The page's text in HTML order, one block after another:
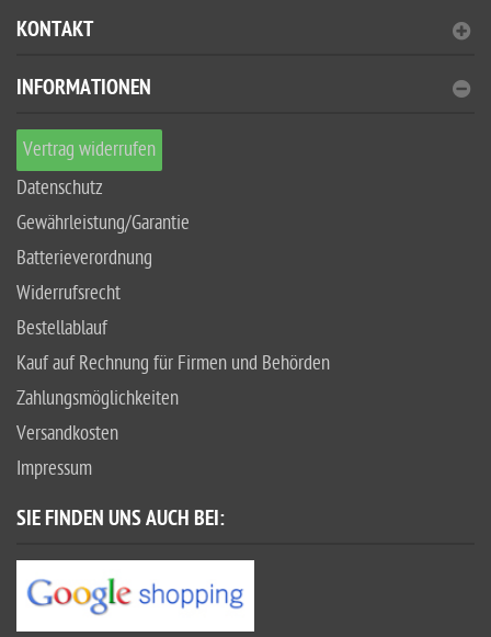
KONTAKT
INFORMATIONEN
Vertrag widerrufen
Datenschutz
Gewährleistung/Garantie
Batterieverordnung
Widerrufsrecht
Bestellablauf
Kauf auf Rechnung für Firmen und Behörden
Zahlungsmöglichkeiten
Versandkosten
Impressum
SIE FINDEN UNS AUCH BEI: